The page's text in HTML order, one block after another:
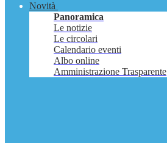
Novità
Panoramica
Le notizie
Le circolari
Calendario eventi
Albo online
Amministrazione Trasparente